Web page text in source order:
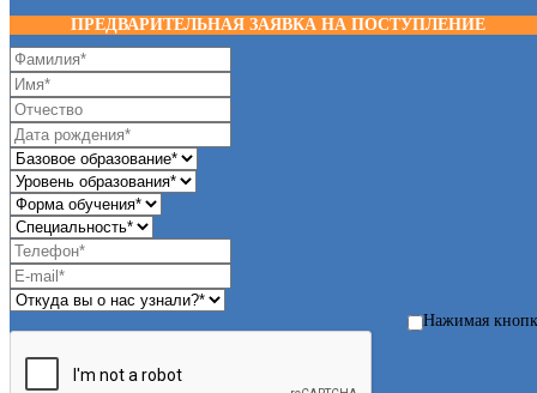
ПРЕДВАРИТЕЛЬНАЯ ЗАЯВКА НА ПОСТУПЛЕНИЕ
Нажимая